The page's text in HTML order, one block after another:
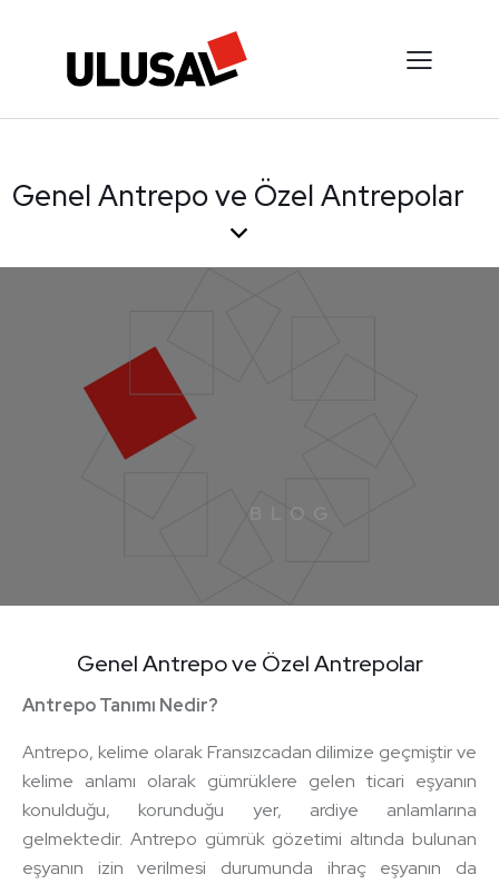
Genel Antrepo ve Özel Antrepolar
Genel Antrepo ve Özel Antrepolar
Antrepo Tanımı Nedir?
Antrepo, kelime olarak Fransızcadan dilimize geçmiştir ve
kelime anlamı olarak gümrüklere gelen ticari eşyanın
konulduğu, korunduğu yer, ardiye anlamlarına
gelmektedir. Antrepo gümrük gözetimi altında bulunan
eşyanın izin verilmesi durumunda ihraç eşyanın da